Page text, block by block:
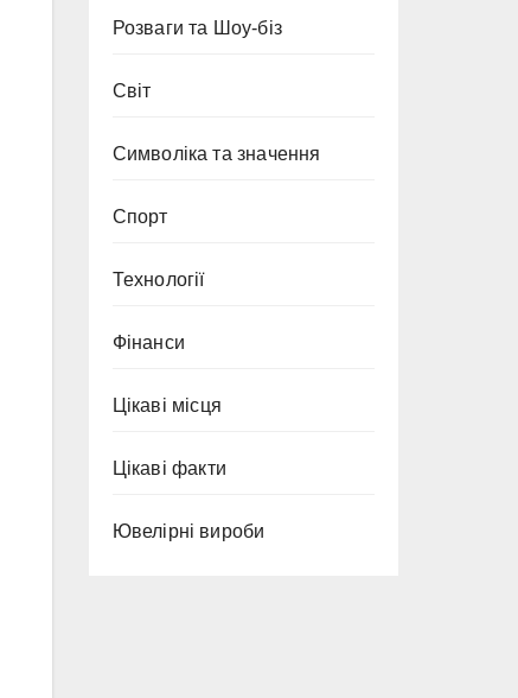
Розваги та Шоу-біз
Світ
Символіка та значення
Спорт
Технології
Фінанси
Цікаві місця
Цікаві факти
Ювелірні вироби